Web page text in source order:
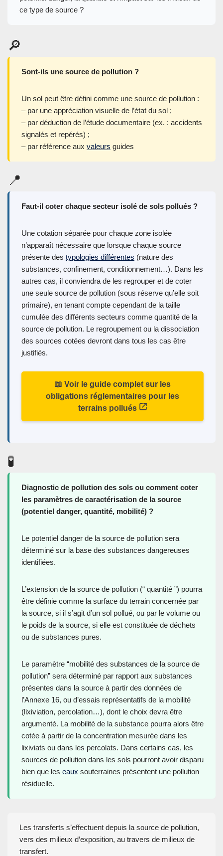
ce type de source ?
🔎
Sont-ils une source de pollution ?
Un sol peut être défini comme une source de pollution :
– par une appréciation visuelle de l’état du sol ;
– par déduction de l’étude documentaire (ex. : accidents
signalés et repérés) ;
– par référence aux valeurs guides
📍
Faut-il coter chaque secteur isolé de sols pollués ?
Une cotation séparée pour chaque zone isolée
n’apparaît nécessaire que lorsque chaque source
présente des typologies différentes (nature des
substances, confinement, conditionnement…). Dans les
autres cas, il conviendra de les regrouper et de coter
une seule source de pollution (sous réserve qu’elle soit
primaire), en tenant compte cependant de la taille
cumulée des différents secteurs comme quantité de la
source de pollution. Le regroupement ou la dissociation
des sources cotées devront dans tous les cas être
justifiés.
📖 Voir le guide complet sur les
obligations réglementaires pour les
terrains pollués
🧪
Diagnostic de pollution des sols ou comment coter
les paramètres de caractérisation de la source
(potentiel danger, quantité, mobilité) ?
Le potentiel danger de la source de pollution sera
déterminé sur la base des substances dangereuses
identifiées.
L’extension de la source de pollution (“ quantité ”) pourra
être définie comme la surface du terrain concernée par
la source, si il s’agit d’un sol pollué, ou par le volume ou
le poids de la source, si elle est constituée de déchets
ou de substances pures.
Le paramètre “mobilité des substances de la source de
pollution” sera déterminé par rapport aux substances
présentes dans la source à partir des données de
l’Annexe 16, ou d’essais représentatifs de la mobilité
(lixiviation, percolation…), dont le choix devra être
argumenté. La mobilité de la substance pourra alors être
cotée à partir de la concentration mesurée dans les
lixiviats ou dans les percolats. Dans certains cas, les
sources de pollution dans les sols pourront avoir disparu
bien que les eaux souterraines présentent une pollution
résiduelle.
Les transferts s’effectuent depuis la source de pollution,
vers des milieux d’exposition, au travers de milieux de
transfert.